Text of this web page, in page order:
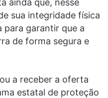
sua integridade física
para garantir que a
de forma segura e
a receber a oferta
estatal de proteção